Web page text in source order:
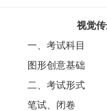
视觉
一、考试科目
图形创意基础
二、考试形式
笔试、闭卷